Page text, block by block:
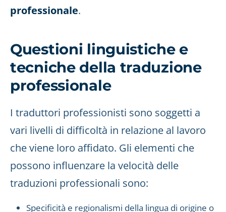
professionale.
Questioni linguistiche e
tecniche della traduzione
professionale
I traduttori professionisti sono soggetti a
vari livelli di difficoltà in relazione al lavoro
che viene loro affidato. Gli elementi che
possono influenzare la velocità delle
traduzioni professionali sono:
Specificità e regionalismi della lingua di origine o